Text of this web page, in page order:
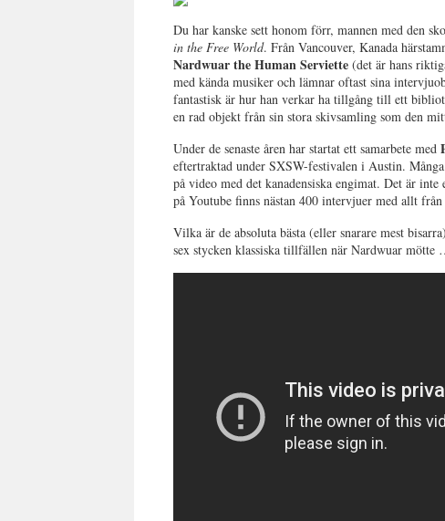
Du har kanske sett honom förr, mannen med den
in the Free World. Från Vancouver, Kanada
Nardwuar the Human Serviette (det är hans
med kända musiker och lämnar oftast sina
fantastisk är hur han verkar ha tillgång till ett
en rad objekt från sin stora skivsamling som den
Under de senaste åren har startat ett samarbete med
eftertraktad under SXSW-festivalen i Austin.
på video med det kanadensiska engimat. Det är
på Youtube finns nästan 400 intervjuer med allt
Vilka är de absoluta bästa (eller snarare mest
sex stycken klassiska tillfällen när Nardwuar mötte